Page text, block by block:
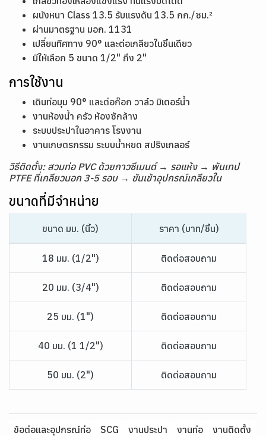
ผนังหนา Class 13.5 รับแรงดัน 13.5 กก./ซม.²
ผ่านมาตรฐาน มอก. 1131
เปลี่ยนทิศทาง 90° และต่อเกลียวในชิ้นเดียว
มีให้เลือก 5 ขนาด 1/2" ถึง 2"
การใช้งาน
เดินท่อมุม 90° และต่อก๊อก วาล์ว มิเตอร์น้ำ
งานห้องน้ำ ครัว ห้องซักล้าง
ระบบประปาในอาคาร โรงงาน
งานเกษตรกรรม ระบบน้ำหยด สปริงเกลอร์
วิธีติดตั้ง: สวมท่อ PVC ด้วยกาวซีเมนต์ → รอแห้ง → พันเทป
PTFE ที่เกลียวนอก 3-5 รอบ → ขันเข้าอุปกรณ์เกลียวใน
ขนาดที่มีจำหน่าย
ขนาด มม. (นิ้ว) ราคา (บาท/ชิ้น)
18 มม. (1/2") ติดต่อสอบถาม
20 มม. (3/4") ติดต่อสอบถาม
25 มม. (1") ติดต่อสอบถาม
40 มม. (1 1/2") ติดต่อสอบถาม
50 มม. (2") ติดต่อสอบถาม
ข้อต่อและอุปกรณ์ท่อ SCG งานประปา งานท่อ
งานติดตั้ง